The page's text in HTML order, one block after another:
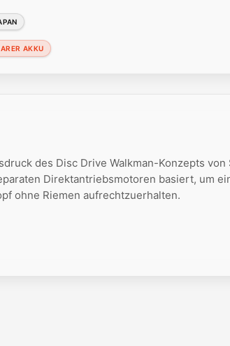
AKKU
des Disc Drive Walkman-Konzepts von
Direktantriebsmotoren basiert, um
ohne Riemen aufrechtzuerhalten.